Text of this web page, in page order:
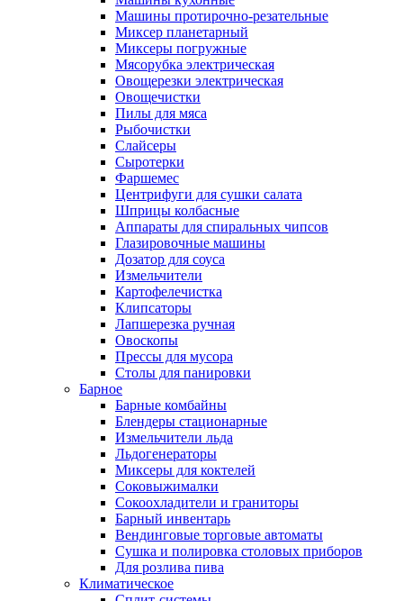
Машины протирочно-резательные
Миксер планетарный
Миксеры погружные
Мясорубка электрическая
Овощерезки электрическая
Овощечистки
Пилы для мяса
Рыбочистки
Слайсеры
Сыротерки
Фаршемес
Центрифуги для сушки салата
Шприцы колбасные
Аппараты для спиральных чипсов
Глазировочные машины
Дозатор для соуса
Измельчители
Картофелечистка
Клипсаторы
Лапшерезка ручная
Овоскопы
Прессы для мусора
Столы для панировки
Барное
Барные комбайны
Блендеры стационарные
Измельчители льда
Льдогенераторы
Миксеры для коктелей
Соковыжималки
Сокоохладители и граниторы
Барный инвентарь
Вендинговые торговые автоматы
Сушка и полировка столовых приборов
Для розлива пива
Климатическое